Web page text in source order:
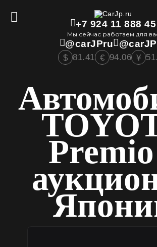
+7 924 11 888 45
Мы сейчас работаем для
@carJPru
$ 81.41 € 94.06 ¥